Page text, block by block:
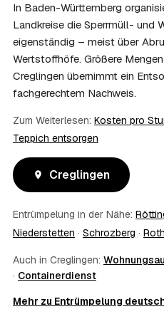
und holen die
Zentrum vermittelt die
über die Kostenübernahme.
08 Bekomme ich einen
Ja. Die Partner entsorgen
stellen auf Wunsch einen
oder die eigene
09 Muss ich bei der
Nicht zwingend. Viele
Übergabe und zum
Ablauf — etwa die
10 Was ist im Festpreis
Der Festpreis deckt in der
fachgerechte Entsorgung
besenreiner Übergabe. Es
Zusatzkosten: Was
Wertgegenstände senken
In Baden-Württemberg
Landkreise die Sperrmüll- und
eigenständig – meist über
Wertstoffhöfe. Größere
Creglingen übernimmt ein
fachgerechtem Nachweis.
Zum Weiterlesen: Kosten pro
Teppich entsorgen
Creglingen
Entrümpelung in der Nähe:
Niederstetten · Schrozberg ·
Auch in Creglingen:
· Containerdienst
Mehr zu Entrümpelung